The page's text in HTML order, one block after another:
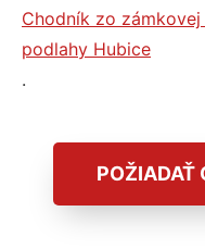
Chodník zo
podlahy Hubice
.
POŽIADAŤ